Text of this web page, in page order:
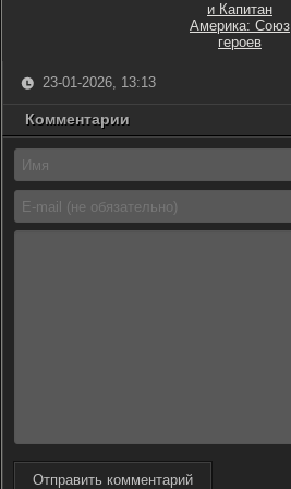
и Капитан
Америка: Союз
героев
23-01-2026, 13:13
Комментарии
Отправить комментарий